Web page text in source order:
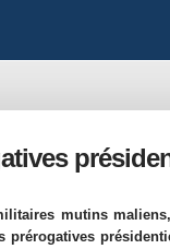
mutins maliens,
prérogatives